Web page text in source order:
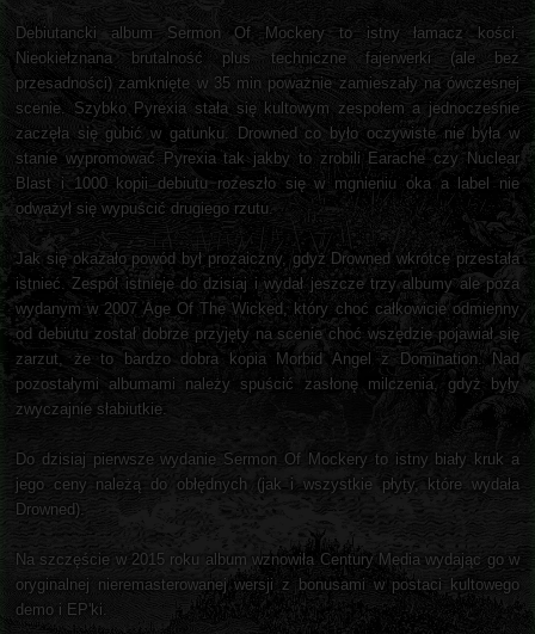
Debiutancki album Sermon Of Mockery to istny łamacz kości.
Nieokiełznana brutalność plus techniczne fajerwerki (ale bez
przesadności) zamknięte w 35 min poważnie zamieszały na ówczesnej
scenie. Szybko Pyrexia stała się kultowym zespołem a jednocześnie
zaczęła się gubić w gatunku. Drowned co było oczywiste nie była w
stanie wypromować Pyrexia tak jakby to zrobili Earache czy Nuclear
Blast i 1000 kopii debiutu rozeszło się w mgnieniu oka a label nie
odważył się wypuścić drugiego rzutu.
Jak się okazało powód był prozaiczny, gdyż Drowned wkrótce przestała
istnieć. Zespół istnieje do dzisiaj i wydał jeszcze trzy albumy ale poza
wydanym w 2007 Age Of The Wicked, który choć całkowicie odmienny
od debiutu został dobrze przyjęty na scenie choć wszędzie pojawiał się
zarzut, że to bardzo dobra kopia Morbid Angel z Domination. Nad
pozostałymi albumami należy spuścić zasłonę milczenia, gdyż były
zwyczajnie słabiutkie.
Do dzisiaj pierwsze wydanie Sermon Of Mockery to istny biały kruk a
jego ceny należą do obłędnych (jak i wszystkie płyty, które wydała
Drowned).
Na szczęście w 2015 roku album wznowiła Century Media wydając go w
oryginalnej nieremasterowanej wersji z bonusami w postaci kultowego
demo i EP'ki.